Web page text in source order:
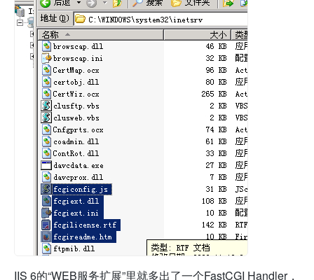
IIS 6的“WEB服务扩展”里就多出了一个FastCGI Handler，